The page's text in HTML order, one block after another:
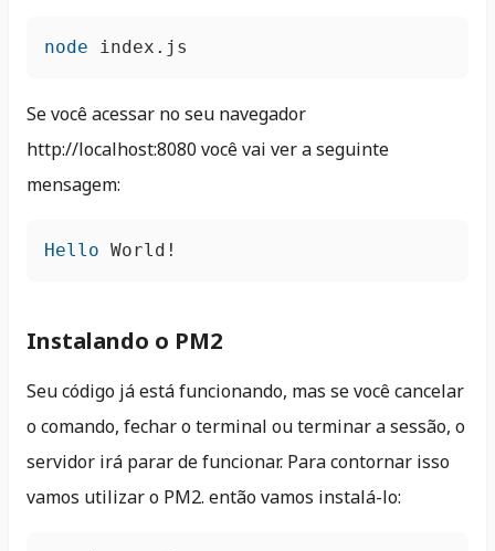
node index.js
Se você acessar no seu navegador
http://localhost:8080 você vai ver a seguinte
mensagem:
Hello World!
Instalando o PM2
Seu código já está funcionando, mas se você cancelar
o comando, fechar o terminal ou terminar a sessão, o
servidor irá parar de funcionar. Para contornar isso
vamos utilizar o PM2. então vamos instalá-lo: